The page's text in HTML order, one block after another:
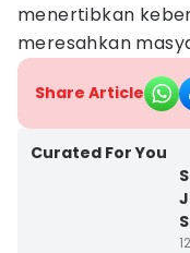
menertibkan
meresahkan
Share Article
Curated For You